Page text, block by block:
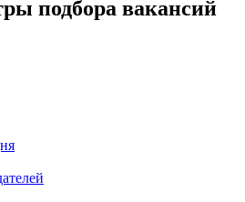
подбора вакансий